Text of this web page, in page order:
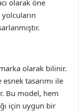
olarak öne
yolcuların
olarak bilinir.
tasarımı ile
Bu model, hem
için uygun bir